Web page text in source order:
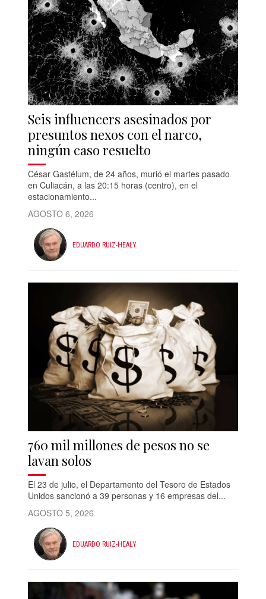
Seis influencers asesinados por
presuntos nexos con el narco,
ningún caso resuelto
César Gastélum, de 24 años, murió el martes pasado
en Culiacán, a las 20:15 horas (centro), en el
estacionamiento...
AGOSTO 6, 2026
EDUARDO RUIZ-HEALY
760 mil millones de pesos no se
lavan solos
El 23 de julio, el Departamento del Tesoro de Estados
Unidos sancionó a 39 personas y 16 empresas del...
AGOSTO 5, 2026
EDUARDO RUIZ-HEALY